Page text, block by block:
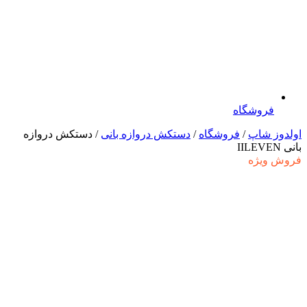
فروشگاه
اولدوز شاپ / فروشگاه / دستکش دروازه بانی / دستکش دروازه
بانی IILEVEN
فروش ویژه